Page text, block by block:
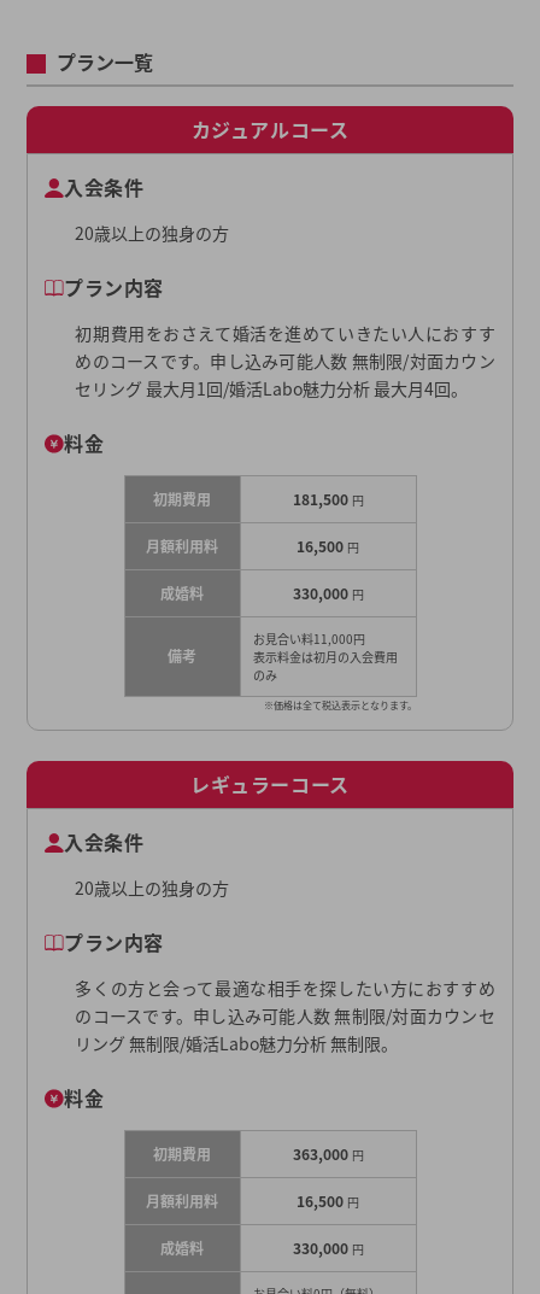
プラン一覧
カジュアルコース
入会条件
20歳以上の独身の方
プラン内容
初期費用をおさえて婚活を進めていきたい人におすす
めのコースです。申し込み可能人数 無制限/対面カウン
セリング 最大月1回/婚活Labo魅力分析 最大月4回。
料金
初期費用 181,500 円
月額利用料 16,500 円
成婚料 330,000 円
備考
お見合い料11,000円
表示料金は初月の入会費用
のみ
※価格は全て税込表示となります。
レギュラーコース
入会条件
20歳以上の独身の方
プラン内容
多くの方と会って最適な相手を探したい方におすすめ
のコースです。申し込み可能人数 無制限/対面カウンセ
リング 無制限/婚活Labo魅力分析 無制限。
料金
初期費用 363,000 円
月額利用料 16,500 円
成婚料 330,000 円